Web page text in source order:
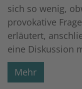
sich so wenig,
provokative
erläutert,
eine Diskussion
Mehr